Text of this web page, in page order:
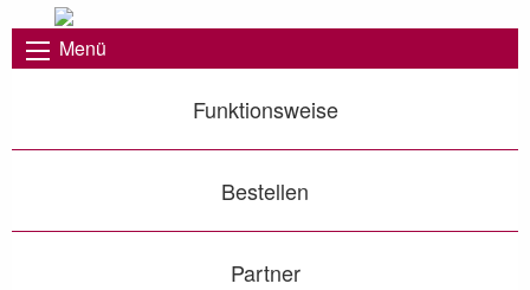
Menü
Funktionsweise
Bestellen
Partner